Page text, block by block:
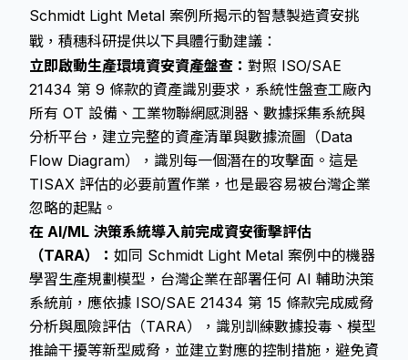
Schmidt Light Metal 案例所揭示的智慧製造資安挑
戰，積穗科研提供以下具體行動建議：
立即啟動生產環境資安資產盤查： 對照 ISO/SAE
21434 第 9 條款的資產識別要求，系統性盤查工廠內
所有 OT 設備、工業物聯網感測器、數據採集系統與
分析平台，建立完整的資產清單與數據流圖（Data
Flow Diagram），識別每一個潛在的攻擊面。這是
TISAX 評估的必要前置作業，也是最容易被台灣企業
忽略的起點。
在 AI/ML 決策系統導入前完成資安衝擊評估
（TARA）： 如同 Schmidt Light Metal 案例中的機器
學習生產規劃模型，台灣企業在部署任何 AI 輔助決策
系統前，應依據 ISO/SAE 21434 第 15 條款完成威脅
分析與風險評估（TARA），識別訓練數據投毒、模型
推論干擾等新型威脅，並建立對應的控制措施，避免資